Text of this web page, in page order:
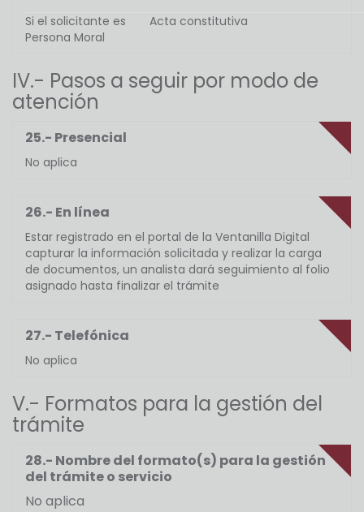
Si el solicitante es
Persona Moral
Acta constitutiva
IV.- Pasos a seguir por modo de
atención
25.- Presencial
No aplica
26.- En línea
Estar registrado en el portal de la Ventanilla Digital
capturar la información solicitada y realizar la carga
de documentos, un analista dará seguimiento al folio
asignado hasta finalizar el trámite
27.- Telefónica
No aplica
V.- Formatos para la gestión del
trámite
28.- Nombre del formato(s) para la gestión
del trámite o servicio
No aplica